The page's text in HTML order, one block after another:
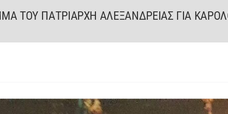
ΤΟΥ ΠΑΤΡΙΑΡΧΗ ΑΛΕΞΑΝΔΡΕΙΑΣ ΓΙΑ